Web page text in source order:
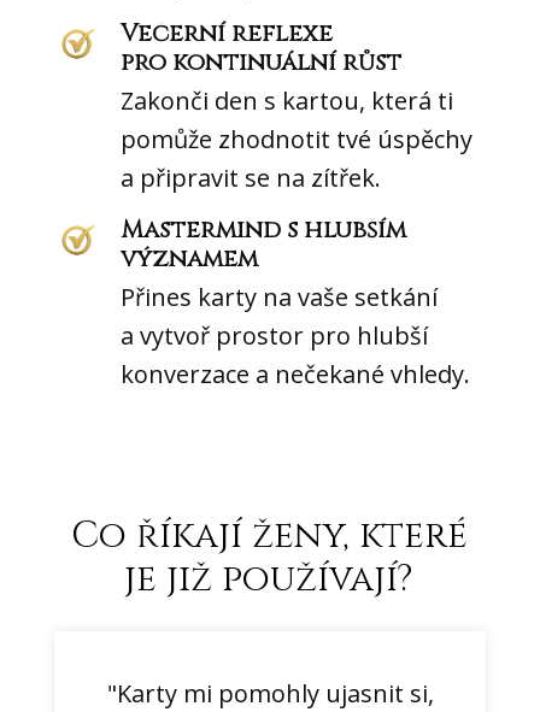
Večerní reflexe
pro kontinuální růst
Zakonči den s kartou, která ti
pomůže zhodnotit tvé úspěchy
a připravit se na zítřek.
Mastermind s hlubším
významem
Přines karty na vaše setkání
a vytvoř prostor pro hlubší
konverzace a nečekané vhledy.
Co říkají ženy, které
je již používají?
"Karty mi pomohly ujasnit si,